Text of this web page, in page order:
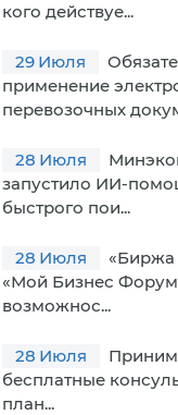
кого действуе...
29 Июля
применение
перевозочных
28 Июля
запустило ИИ-
быстрого пои...
28 Июля
«Биржа
«Мой Бизнес Форум
возможнос...
28 Июля
бесплатные
план...